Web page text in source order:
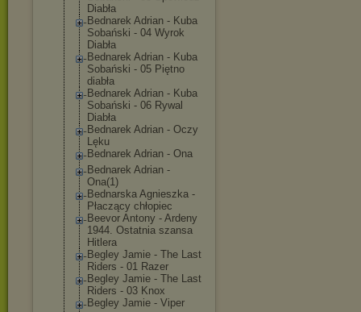
Diabła
Bednarek Adrian - Kuba
Sobański - 04 Wyrok
Diabła
Bednarek Adrian - Kuba
Sobański - 05 Piętno
diabła
Bednarek Adrian - Kuba
Sobański - 06 Rywal
Diabła
Bednarek Adrian - Oczy
Lęku
Bednarek Adrian - Ona
Bednarek Adrian -
Ona(1)
Bednarska Agnieszka -
Płaczący chłopiec
Beevor Antony - Ardeny
1944. Ostatnia szansa
Hitlera
Begley Jamie - The Last
Riders - 01 Razer
Begley Jamie - The Last
Riders - 03 Knox
Begley Jamie - Viper